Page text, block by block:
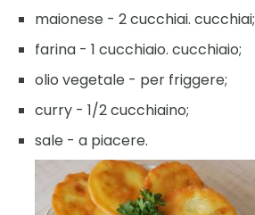
maionese - 2 cucchiai. cucchiai;
farina - 1 cucchiaio. cucchiaio;
olio vegetale - per friggere;
curry - 1/2 cucchiaino;
sale - a piacere.